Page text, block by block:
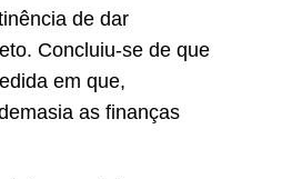
de dar
Concluiu-se de que
em que,
as finanças